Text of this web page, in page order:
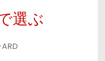
選ぶ